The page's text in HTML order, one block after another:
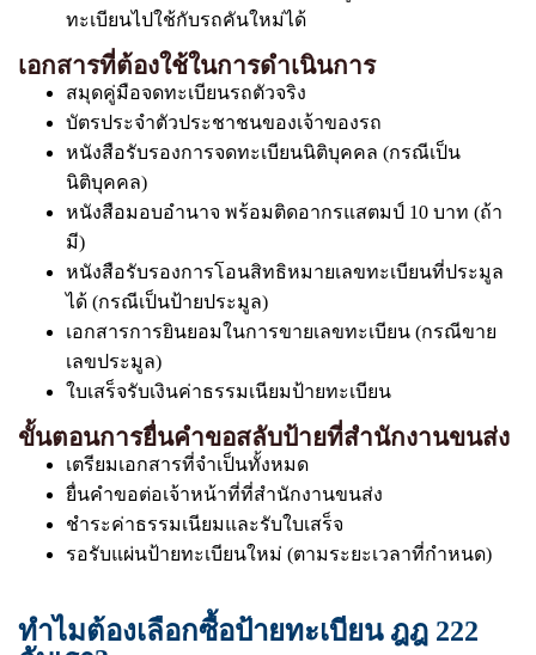
ทะเบียนไปใช้กับรถคันใหม่ได้
เอกสารที่ต้องใช้ในการดำเนินการ
สมุดคู่มือจดทะเบียนรถตัวจริง
บัตรประจำตัวประชาชนของเจ้าของรถ
หนังสือรับรองการจดทะเบียนนิติบุคคล (กรณีเป็น
นิติบุคคล)
หนังสือมอบอำนาจ พร้อมติดอากรแสตมป์ 10 บาท (ถ้า
มี)
หนังสือรับรองการโอนสิทธิหมายเลขทะเบียนที่ประมูล
ได้ (กรณีเป็นป้ายประมูล)
เอกสารการยินยอมในการขายเลขทะเบียน (กรณีขาย
เลขประมูล)
ใบเสร็จรับเงินค่าธรรมเนียมป้ายทะเบียน
ขั้นตอนการยื่นคำขอสลับป้ายที่สำนักงานขนส่ง
เตรียมเอกสารที่จำเป็นทั้งหมด
ยื่นคำขอต่อเจ้าหน้าที่ที่สำนักงานขนส่ง
ชำระค่าธรรมเนียมและรับใบเสร็จ
รอรับแผ่นป้ายทะเบียนใหม่ (ตามระยะเวลาที่กำหนด)
ทำไมต้องเลือกซื้อป้ายทะเบียน ฎฎ 222